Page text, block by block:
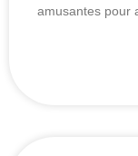
amusantes pour